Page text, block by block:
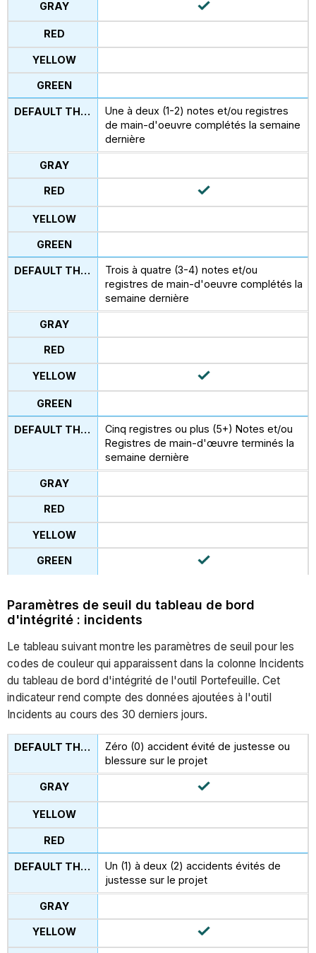
Une à deux (1-2) notes et/ou registres
de main-d'oeuvre complétés la semaine
dernière
Trois à quatre (3-4) notes et/ou
registres de main-d'oeuvre complétés la
semaine dernière
Cinq registres ou plus (5+) Notes et/ou
Registres de main-d'œuvre terminés la
semaine dernière
Paramètres de seuil du tableau de bord
d'intégrité : incidents
Le tableau suivant montre les paramètres de seuil pour les
codes de couleur qui apparaissent dans la colonne Incidents
du tableau de bord d'intégrité de l'outil Portefeuille. Cet
indicateur rend compte des données ajoutées à l'outil
Incidents au cours des 30 derniers jours.
Zéro (0) accident évité de justesse ou
blessure sur le projet
Un (1) à deux (2) accidents évités de
justesse sur le projet